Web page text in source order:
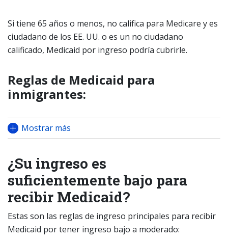
Si tiene 65 años o menos, no califica para Medicare y es
ciudadano de los EE. UU. o es un no ciudadano
calificado, Medicaid por ingreso podría cubrirle.
Reglas de Medicaid para
inmigrantes:
Mostrar más
¿Su ingreso es
suficientemente bajo para
recibir Medicaid?
Estas son las reglas de ingreso principales para recibir
Medicaid por tener ingreso bajo a moderado: